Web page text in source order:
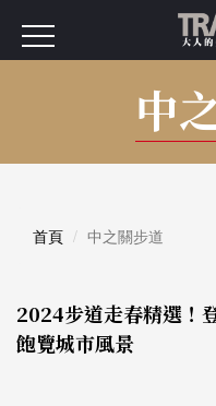
中
首頁 中之關步道
2024步道走春精選！
飽覽城市風景